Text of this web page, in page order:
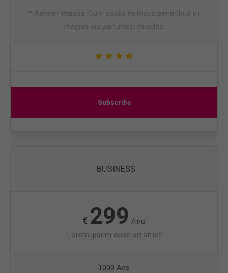
* Aenean massa. Cum sociis natoque penatibus et
magnis dis parturient montes
Subscribe
BUSINESS
€ 299 /mo
Lorem ipsum dolor sit amet
1000 Ads